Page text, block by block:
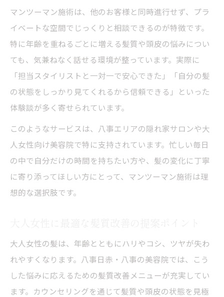
マンツーマン施術は、他のお客様と同時進行せず、プラ
イベートな空間でじっくりと相談できるのが特徴です。
特に年齢を重ねるごとに増える髪質や頭皮の悩みについ
ても、気兼ねなく話せる環境が整っています。実際に
「担当スタイリストと一対一で安心できた」「自分の髪
の状態をしっかり見てくれるから信頼できる」といった
体験談が多く寄せられています。
このようなサービスは、八事エリアの隠れ家サロンや大
人女性向け美容院で特に支持されています。忙しい毎日
の中で自分だけの時間を持ちたい方や、髪の変化に丁寧
に寄り添ってほしい方にとって、マンツーマン施術は理
想的な選択肢です。
大人女性の髪は、年齢とともにハリやコシ、ツヤが失わ
れやすくなります。八事日赤・八事の美容院では、こう
した悩みに応えるための髪質改善メニューが充実してい
ます。カウンセリングを通じて髪質や頭皮の状態を見極